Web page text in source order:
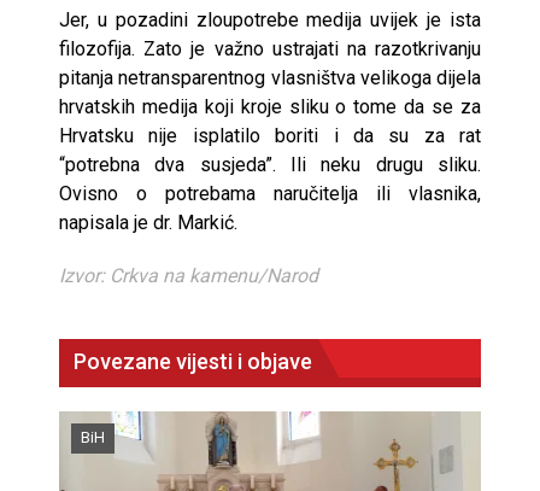
Jer, u pozadini zloupotrebe medija uvijek je ista
filozofija. Zato je važno ustrajati na razotkrivanju
pitanja netransparentnog vlasništva velikoga dijela
hrvatskih medija koji kroje sliku o tome da se za
Hrvatsku nije isplatilo boriti i da su za rat
“potrebna dva susjeda”. Ili neku drugu sliku.
Ovisno o potrebama naručitelja ili vlasnika,
napisala je dr. Markić.
Izvor: Crkva na kamenu/Narod
Povezane vijesti i objave
BiH